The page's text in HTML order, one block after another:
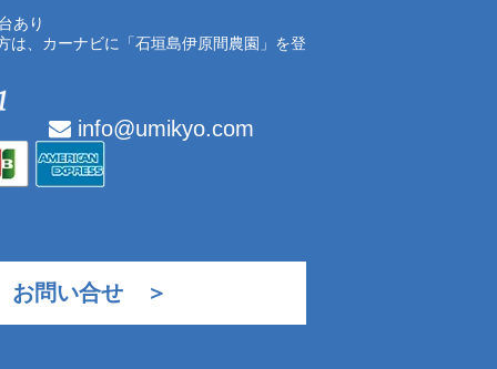
あり
は、カーナビに「石垣島伊原間農園」を登
info@umikyo.com
お問い合せ ＞